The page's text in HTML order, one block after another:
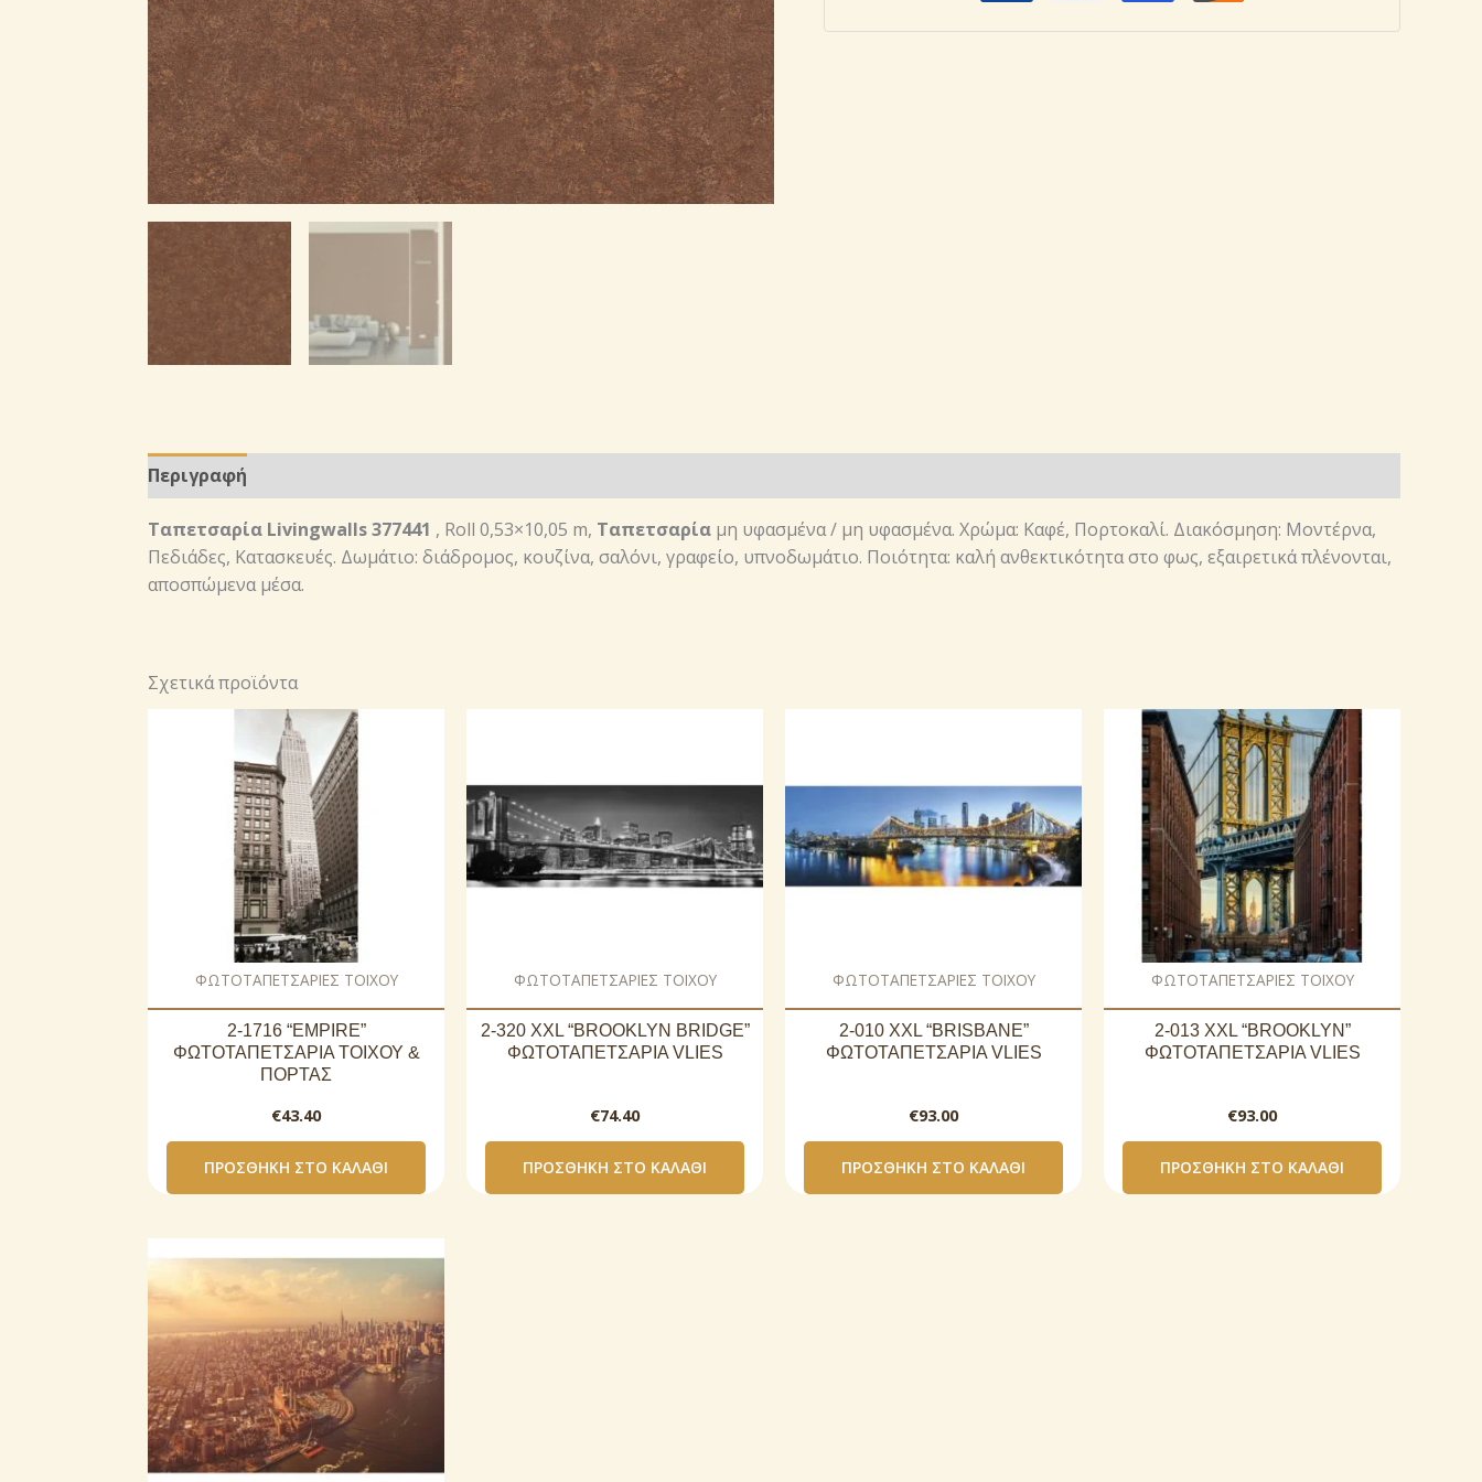
Περιγραφή
Ταπετσαρία Livingwalls 377441 , Roll 0,53×10,05 m, Ταπετσαρία μη υφασμένα / μη υφασμένα. Χρώμα: Καφέ, Πορτοκαλί. Διακόσμηση: Μοντέρνα,
Πεδιάδες, Κατασκευές. Δωμάτιο: διάδρομος, κουζίνα, σαλόνι, γραφείο, υπνοδωμάτιο. Ποιότητα: καλή ανθεκτικότητα στο φως, εξαιρετικά πλένονται,
αποσπώμενα μέσα.
Σχετικά προϊόντα
ΦΩΤΟΤΑΠΕΤΣΑΡΙΕΣ ΤΟΙΧΟΥ
2-1716 “EMPIRE”
ΦΩΤΟΤΑΠΕΤΣΑΡΙΑ ΤΟΙΧΟΥ &
ΠΟΡΤΑΣ
€43.40
ΠΡΟΣΘΉΚΗ ΣΤΟ ΚΑΛΆΘΙ
ΦΩΤΟΤΑΠΕΤΣΑΡΙΕΣ ΤΟΙΧΟΥ
2-320 XXL “BROOKLYN BRIDGE”
ΦΩΤΟΤΑΠΕΤΣΑΡΙΑ VLIES
€74.40
ΠΡΟΣΘΉΚΗ ΣΤΟ ΚΑΛΆΘΙ
ΦΩΤΟΤΑΠΕΤΣΑΡΙΕΣ ΤΟΙΧΟΥ
2-010 XXL “BRISBANE”
ΦΩΤΟΤΑΠΕΤΣΑΡΙΑ VLIES
€93.00
ΠΡΟΣΘΉΚΗ ΣΤΟ ΚΑΛΆΘΙ
ΦΩΤΟΤΑΠΕΤΣΑΡΙΕΣ ΤΟΙΧΟΥ
2-013 XXL “BROOKLYN”
ΦΩΤΟΤΑΠΕΤΣΑΡΙΑ VLIES
€93.00
ΠΡΟΣΘΉΚΗ ΣΤΟ ΚΑΛΆΘΙ